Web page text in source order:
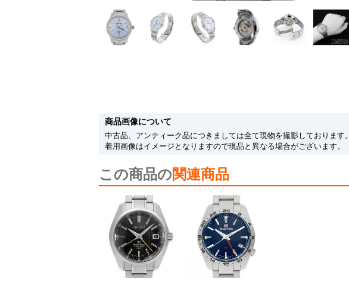
商品画像について
中古品、アンティーク品につきましては全て現物を撮影しております。
着用画像はイメージとなりますので現品と異なる場合がございます。
この商品の関連商品